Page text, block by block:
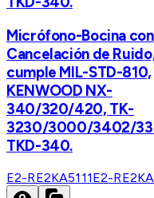
Micrófono-Bocina con
Cancelación de
cumple MIL-STD-810,
KENWOOD NX-
340/320/420, TK-
3230/3000/3402/
TKD-340.
E2-RE2KA5111E2-